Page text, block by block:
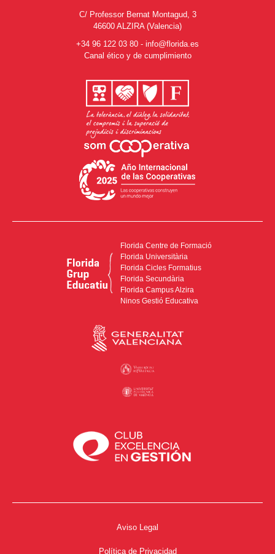
C/ Professor Bernat Montagud, 3
46600 ALZIRA (Valencia)
+34 96 122 03 80 - info@florida.es
Canal ético y de cumplimiento
Florida Centre de Formació
Florida Universitària
Florida Cicles Formatius
Florida Secundària
Florida Campus Alzira
Ninos Gestió Educativa
Aviso Legal
Política de Privacidad